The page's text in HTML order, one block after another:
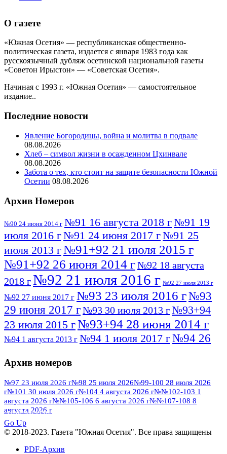
О газете
«Южная Осетия» — республиканская общественно-
политическая газета, издается с января 1983 года как
русскоязычный дубляж осетинской национальной газеты
«Советон Ирыстон» — «Советская Осетия».
Начиная с 1993 г. «Южная Осетия» — самостоятельное
издание..
Последние новости
Явление Богородицы, война и молитва в подвале
08.08.2026
Хлеб – символ жизни в осажденном Цхинвале
08.08.2026
Забота о тех, кто стоит на защите безопасности Южной
Осетии 08.08.2026
Архив Номеров
№90 24 июня 2014 г №91 16 августа 2018 г№91 19
июля 2016 г№91 24 июня 2017 г№91 25
июля 2013 г№91+92 21 июля 2015 г
№91+92 26 июня 2014 г№92 18 августа
2018 г№92 21 июля 2016 г №92 27 июля 2013 г
№92 27 июня 2017 г №93 23 июля 2016 г№93
29 июня 2017 г№93 30 июля 2013 г№93+94
23 июля 2015 г№93+94 28 июня 2014 г
№94 1 августа 2013 г №94 1 июля 2017 г№94 26
№95 7 августа 2012 г
№95 28 июля 2016 г №95+96 3 августа
2013 г№96 6 июля 2017 г№96 9 августа
2012 г №96 28 июля 2015 г
№96+97 30 июля 2016 г
№97 11 августа 2012 г
Архив номеров
№97 23 июля 2026 г№98 25 июля 2026№99-100 28 июля 2026
г№101 30 июля 2026 г№104 4 августа 2026 г№№102-103 1
августа 2026 г№№105-106 6 августа 2026 г№№107-108 8
августа 2026 г
ПОСМОТРЕТЬ ВСЕ
Go Up
© 2018-2023. Газета "Южная Осетия". Все права защищены
PDF-Архив